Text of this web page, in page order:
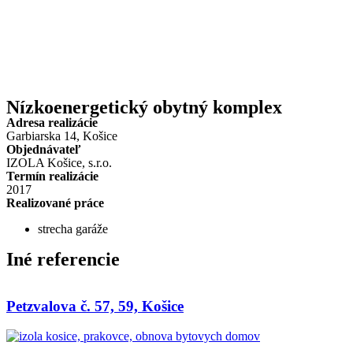
Nízkoenergetický obytný komplex
Adresa realizácie
Garbiarska 14, Košice
Objednávateľ
IZOLA Košice, s.r.o.
Termín realizácie
2017
Realizované práce
strecha garáže
Iné referencie
Petzvalova č. 57, 59, Košice